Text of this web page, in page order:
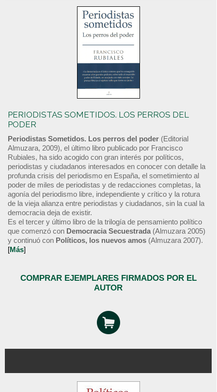
PERIODISTAS SOMETIDOS. LOS PERROS DEL
PODER
Periodistas Sometidos. Los perros del poder (Editorial
Almuzara, 2009), el último libro publicado por Francisco
Rubiales, ha sido acogido con gran interés por políticos,
periodistas y ciudadanos interesados en conocer con detalle la
profunda crisis del periodismo en España, el sometimiento al
poder de miles de periodistas y de redacciones completas, la
agonía del periodismo libre, independiente y crítico y la rotura
de la vieja alianza entre periodistas y ciudadanos, sin la cual la
democracia deja de existir.
Es el tercer y último libro de la trilogía de pensamiento político
que comenzó con Democracia Secuestrada (Almuzara 2005)
y continuó con Políticos, los nuevos amos (Almuzara 2007).
[Más]
COMPRAR EJEMPLARES FIRMADOS POR EL
AUTOR